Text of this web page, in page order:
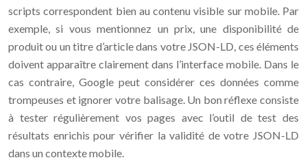
scripts correspondent bien au contenu visible sur mobile. Par
exemple, si vous mentionnez un prix, une disponibilité de
produit ou un titre d’article dans votre JSON-LD, ces éléments
doivent apparaître clairement dans l’interface mobile. Dans le
cas contraire, Google peut considérer ces données comme
trompeuses et ignorer votre balisage. Un bon réflexe consiste
à tester régulièrement vos pages avec l’outil de test des
résultats enrichis pour vérifier la validité de votre JSON-LD
dans un contexte mobile.